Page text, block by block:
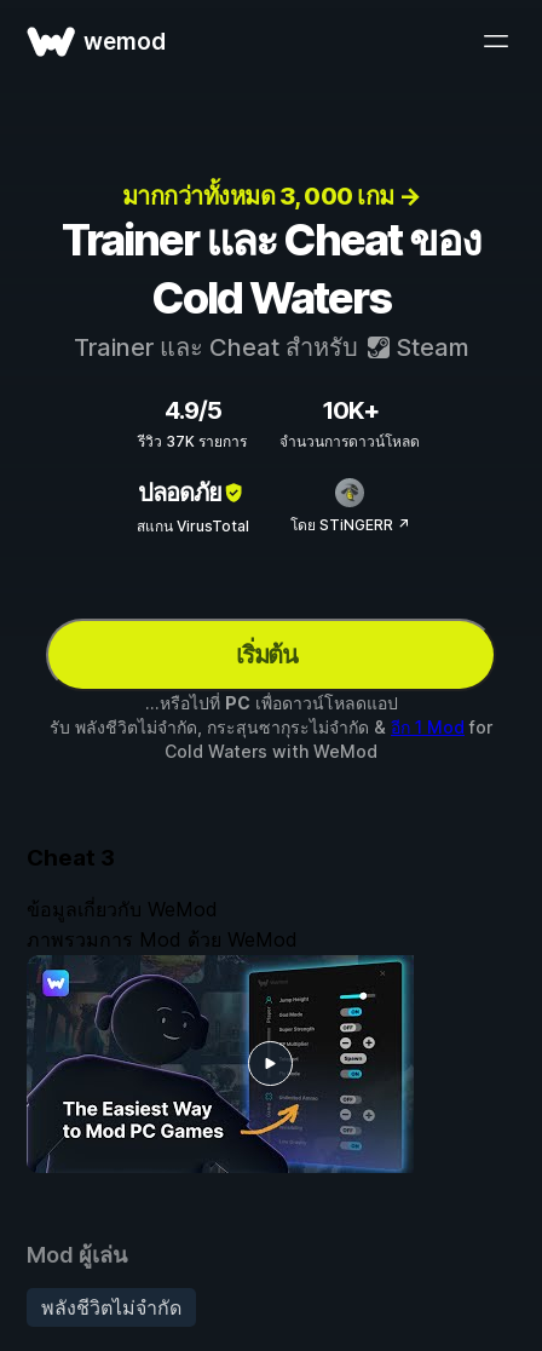
wemod
มากกว่าทั้งหมด 3, 000 เกม →
Trainer และ Cheat ของ
Cold Waters
Trainer และ Cheat สำหรับ Steam
4.9/5
รีวิว 37K รายการ
10K+
จำนวนการดาวน์โหลด
ปลอดภัย
สแกน VirusTotal โดย STiNGERR ↗
เริ่มต้น
...หรือไปที่ PC เพื่อดาวน์โหลดแอป
รับ พลังชีวิตไม่จำกัด, กระสุนซากุระไม่จำกัด & อีก 1 Mod for
Cold Waters with WeMod
Cheat 3
Mod ผู้เล่น
พลังชีวิตไม่จำกัด
ข้อมูลเกี่ยวกับ WeMod
ภาพรวมการ Mod ด้วย WeMod